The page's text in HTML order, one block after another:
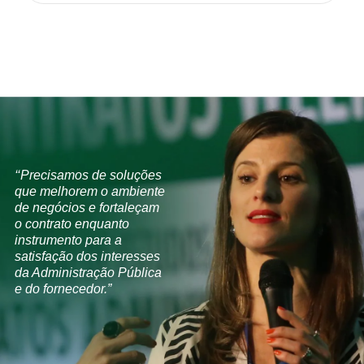
‘‘Precisamos de soluções
que melhorem o ambiente
de negócios e fortaleçam
o contrato enquanto
instrumento para a
satisfação dos interesses
da Administração Pública
e do fornecedor.”